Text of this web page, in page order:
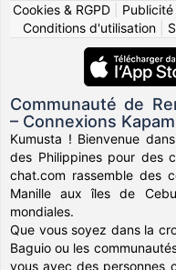
Cookies & RGPD
Publicité
Conditions d'utilisation|
Communauté de
– Connexions
Kumusta ! Bienvenue
des Philippines pour des
chat.com rassemble des
Manille aux îles de
mondiales.
Que vous soyez dans la
Baguio ou les
vous avec des personnes